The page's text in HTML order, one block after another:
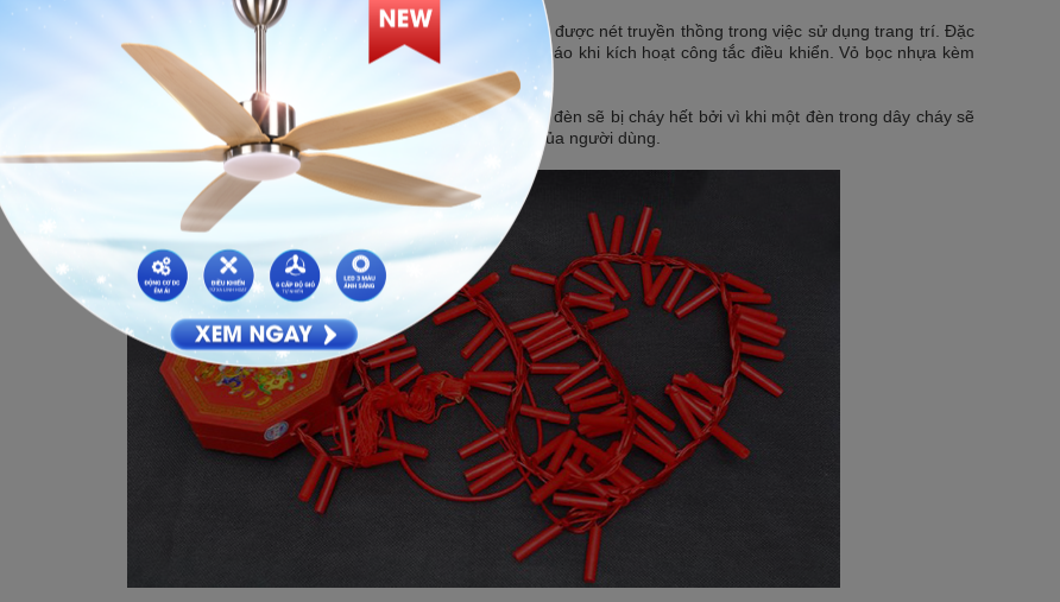
Dây đèn LED pháo Tết có thiết kế như một dây pháo nổi thật nên vẫn giữ được nét truyền thồng trong việc sử dụng trang trí. Đặc
biệt đèn pháo LED điện tử được thiết kế có thể phát ra âm thanh tiếng pháo khi kích hoạt công tắc điều khiển. Vỏ bọc nhựa kèm
theo đó là bóng LED cao cấp nên sản phẩm có tuổi thọ cao và bền bỉ.
Với dây đèn led pháo tết, bạn sẽ không phải lo lắng một ngày nào đó dây đèn sẽ bị cháy hết bởi vì khi một đèn trong dây cháy sẽ
không làm ảnh hưởng đến các đèn khác, an toàn tuyệt đối với sức khoẻ của người dùng.